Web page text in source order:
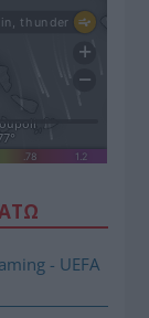
- UEFA